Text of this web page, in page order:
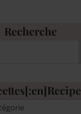
Recherche